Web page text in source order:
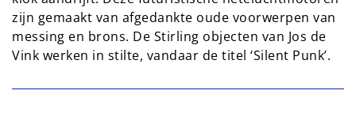
zijn gemaakt van afgedankte oude voorwerpen van
messing en brons. De Stirling objecten van Jos de
Vink werken in stilte, vandaar de titel ‘Silent Punk’.